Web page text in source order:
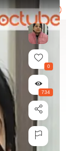
---
0
734